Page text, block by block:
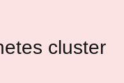
cluster